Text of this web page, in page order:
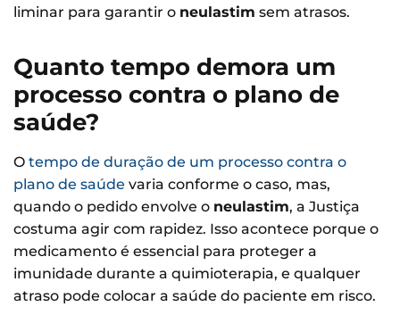
liminar para garantir o neulastim sem atrasos.
Quanto tempo demora um
processo contra o plano de
saúde?
O tempo de duração de um processo contra o
plano de saúde varia conforme o caso, mas,
quando o pedido envolve o neulastim, a Justiça
costuma agir com rapidez. Isso acontece porque o
medicamento é essencial para proteger a
imunidade durante a quimioterapia, e qualquer
atraso pode colocar a saúde do paciente em risco.